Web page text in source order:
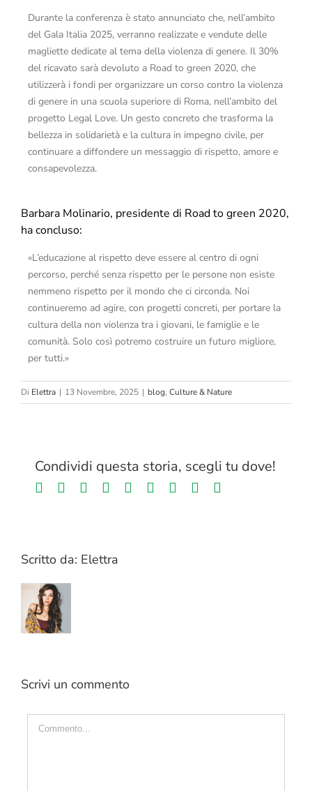
Durante la conferenza è stato annunciato che, nell’ambito
del Gala Italia 2025, verranno realizzate e vendute delle
magliette dedicate al tema della violenza di genere. Il 30%
del ricavato sarà devoluto a Road to green 2020, che
utilizzerà i fondi per organizzare un corso contro la violenza
di genere in una scuola superiore di Roma, nell’ambito del
progetto Legal Love. Un gesto concreto che trasforma la
bellezza in solidarietà e la cultura in impegno civile, per
continuare a diffondere un messaggio di rispetto, amore e
consapevolezza.
Barbara Molinario, presidente di Road to green 2020,
ha concluso:
«L’educazione al rispetto deve essere al centro di ogni
percorso, perché senza rispetto per le persone non esiste
nemmeno rispetto per il mondo che ci circonda. Noi
continueremo ad agire, con progetti concreti, per portare la
cultura della non violenza tra i giovani, le famiglie e le
comunità. Solo così potremo costruire un futuro migliore,
per tutti.»
Di Elettra | 13 Novembre, 2025 | blog, Culture & Nature
Condividi questa storia, scegli tu dove!
FacebookTwitterLinkedIn
RedditWhatsapp
TumblrPinterest
Vk
Scritto da: Elettra
Scrivi un commento
Commento